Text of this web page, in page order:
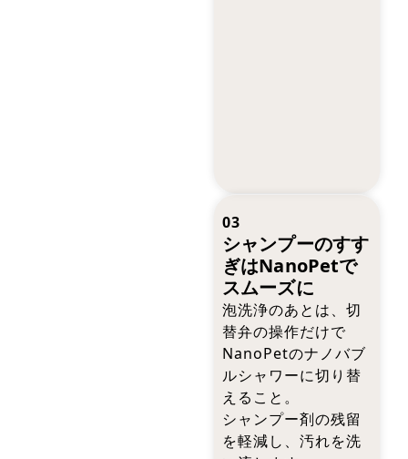
03
シャンプーのすす
ぎはNanoPetで
スムーズに
泡洗浄のあとは、切
替弁の操作だけで
NanoPetのナノバブ
ルシャワーに切り替
えること。
シャンプー剤の残留
を軽減し、汚れを洗